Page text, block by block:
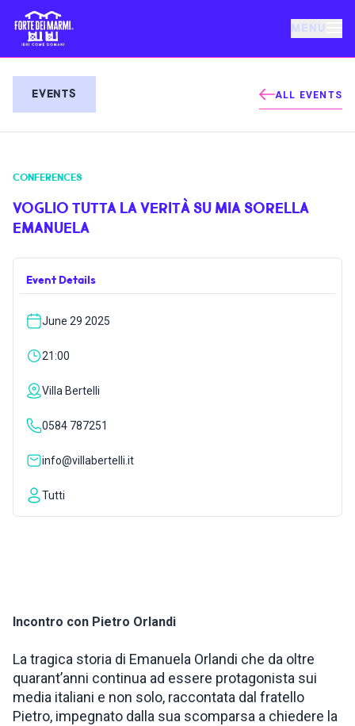
MENU
EVENTS
NEWS
HOSPITALITY
THINGS TO DO
INSPIRATIONS
LIVE WEBCAM
CONTACTS
EVENTS ALL EVENTS
CONFERENCES
VOGLIO TUTTA LA VERITÀ SU MIA SORELLA
EMANUELA
Event Details
June 29 2025
21:00
Villa Bertelli
0584 787251
info@villabertelli.it
Tutti
Incontro con Pietro Orlandi
La tragica storia di Emanuela Orlandi che da oltre
quarant’anni continua ad essere protagonista sui
media italiani e non solo, raccontata dal fratello
Pietro, impegnato dalla sua scomparsa a chiedere la